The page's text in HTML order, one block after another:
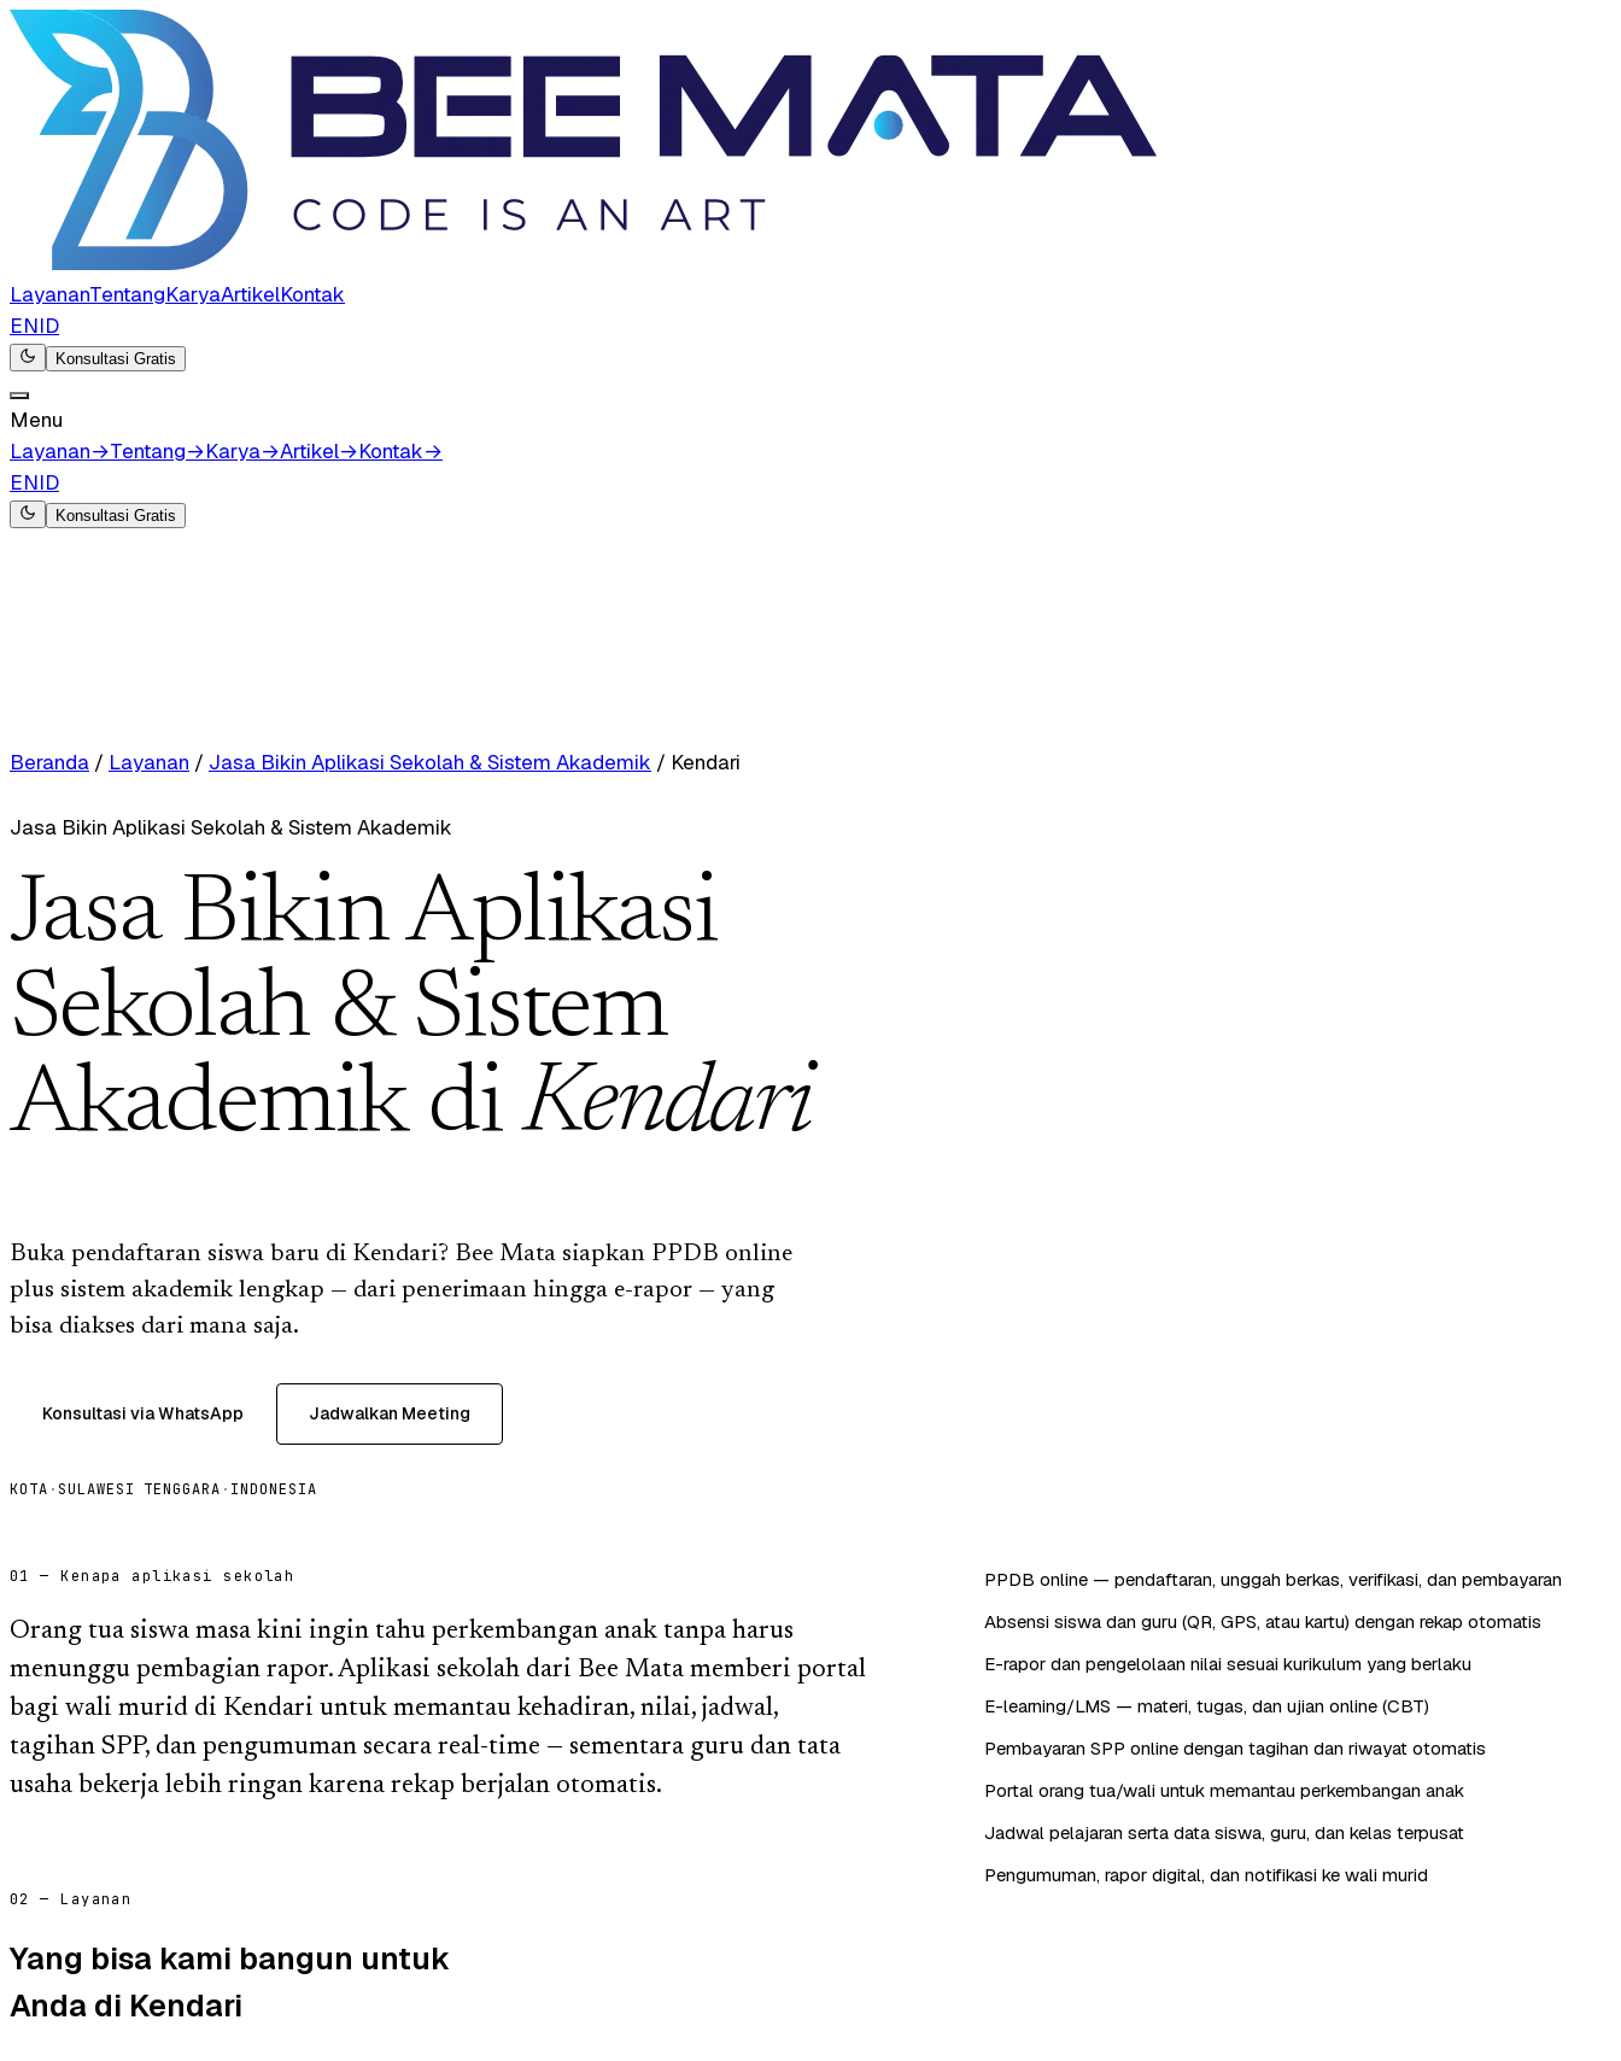
LayananTentangKaryaArtikelKontak
ENID
Konsultasi Gratis
Menu
Layanan→Tentang→Karya→Artikel→Kontak→
ENID
Konsultasi Gratis
Beranda / Layanan / Jasa Bikin Aplikasi Sekolah & Sistem Akademik / Kendari
Jasa Bikin Aplikasi Sekolah & Sistem Akademik
Jasa Bikin Aplikasi
Sekolah & Sistem
Akademik diKendari
Buka pendaftaran siswa baru di Kendari? Bee Mata siapkan PPDB online
plus sistem akademik lengkap — dari penerimaan hingga e-rapor — yang
bisa diakses dari mana saja.
Konsultasi via WhatsApp Jadwalkan Meeting
KOTA · SULAWESI TENGGARA · INDONESIA
01 — Kenapa aplikasi sekolah
Orang tua siswa masa kini ingin tahu perkembangan anak tanpa harus
menunggu pembagian rapor. Aplikasi sekolah dari Bee Mata memberi portal
bagi wali murid di Kendari untuk memantau kehadiran, nilai, jadwal,
tagihan SPP, dan pengumuman secara real-time — sementara guru dan tata
usaha bekerja lebih ringan karena rekap berjalan otomatis.
PPDB online — pendaftaran, unggah berkas, verifikasi, dan pembayaran
Absensi siswa dan guru (QR, GPS, atau kartu) dengan rekap otomatis
E-rapor dan pengelolaan nilai sesuai kurikulum yang berlaku
E-learning/LMS — materi, tugas, dan ujian online (CBT)
Pembayaran SPP online dengan tagihan dan riwayat otomatis
Portal orang tua/wali untuk memantau perkembangan anak
Jadwal pelajaran serta data siswa, guru, dan kelas terpusat
Pengumuman, rapor digital, dan notifikasi ke wali murid
02 — Layanan
Yang bisa kami bangun untuk
Anda di Kendari